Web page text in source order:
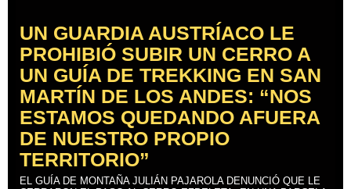
UN GUARDIA AUSTRÍACO LE
PROHIBIÓ SUBIR UN CERRO A
UN GUÍA DE TREKKING EN SAN
MARTÍN DE LOS ANDES: “NOS
ESTAMOS QUEDANDO AFUERA
DE NUESTRO PROPIO
TERRITORIO”
EL GUÍA DE MONTAÑA JULIÁN PAJAROLA DENUNCIÓ QUE LE